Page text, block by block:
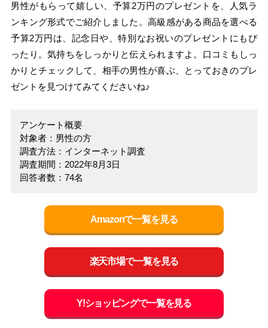
男性がもらって嬉しい、予算2万円のプレゼントを、人気ラ
ンキング形式でご紹介しました。高級感がある商品を選べる
予算2万円は、記念日や、特別なお祝いのプレゼントにもぴ
ったり。気持ちをしっかりと伝えられますよ。口コミもしっ
かりとチェックして、相手の男性が喜ぶ、とっておきのプレ
ゼントを見つけてみてくださいね♪
アンケート概要
対象者：男性の方
調査方法：インターネット調査
調査期間：2022年8月3日
回答者数：74名
Amazonで一覧を見る
楽天市場で一覧を見る
Y!ショッピングで一覧を見る